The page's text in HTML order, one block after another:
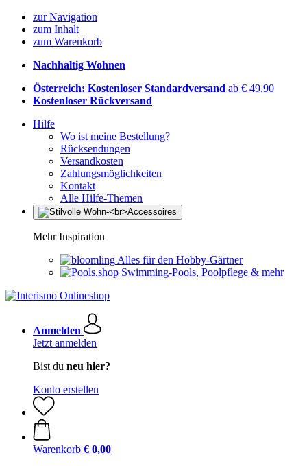
zur Navigation
zum Inhalt
zum Warenkorb
Nachhaltig Wohnen
Österreich: Kostenloser Standardversand ab € 49,90
Kostenloser Rückversand
Hilfe
Wo ist meine Bestellung?
Rücksendungen
Versandkosten
Zahlungsmöglichkeiten
Kontakt
Alle Hilfe-Themen
Mehr Inspiration
Alles für den Hobby-Gärtner
Swimming-Pools, Poolpflege & mehr
Anmelden
Jetzt anmelden
Bist du neu hier?
Konto erstellen
Warenkorb € 0,00